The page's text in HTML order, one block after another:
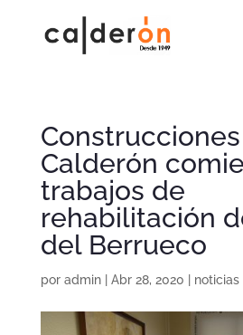
Construcciones
Calderón
trabajos de
rehabilitación
del Berrueco
por admin| Abr 28, 2020 noticias